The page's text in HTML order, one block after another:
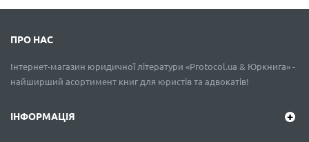
ПРО НАС
Інтернет-магазин юридичної літератури «Protocol.ua & Юркнига» -
найширший асортимент книг для юристів та адвокатів!
ІНФОРМАЦІЯ